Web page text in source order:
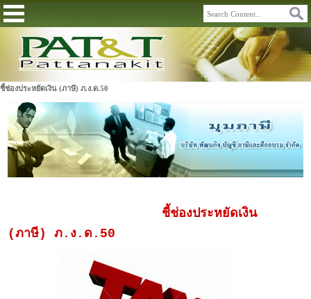
ชี้ช่องประหยัดเงิน (ภาษี) ภ.ง.ด.50
ชี้ช่องประหยัดเงิน
(ภาษี) ภ.ง.ด.50